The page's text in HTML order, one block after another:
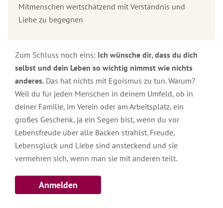
Mitmenschen wertschätzend mit Verständnis und
Liebe zu begegnen
Zum Schluss noch eins: Ich wünsche dir, dass du dich
selbst und dein Leben so wichtig nimmst wie nichts
anderes. Das hat nichts mit Egoismus zu tun. Warum?
Weil du für jeden Menschen in deinem Umfeld, ob in
deiner Familie, im Verein oder am Arbeitsplatz, ein
großes Geschenk, ja ein Segen bist, wenn du vor
Lebensfreude über alle Backen strahlst. Freude,
Lebensglück und Liebe sind ansteckend und sie
vermehren sich, wenn man sie mit anderen teilt.
Anmelden